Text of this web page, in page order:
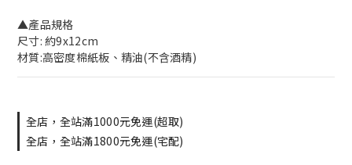
▲產品規格
尺寸: 約9x12cm
材質:高密度棉紙板、精油(不含酒精)
全店，全站滿1000元免運(超取)
全店，全站滿1800元免運(宅配)